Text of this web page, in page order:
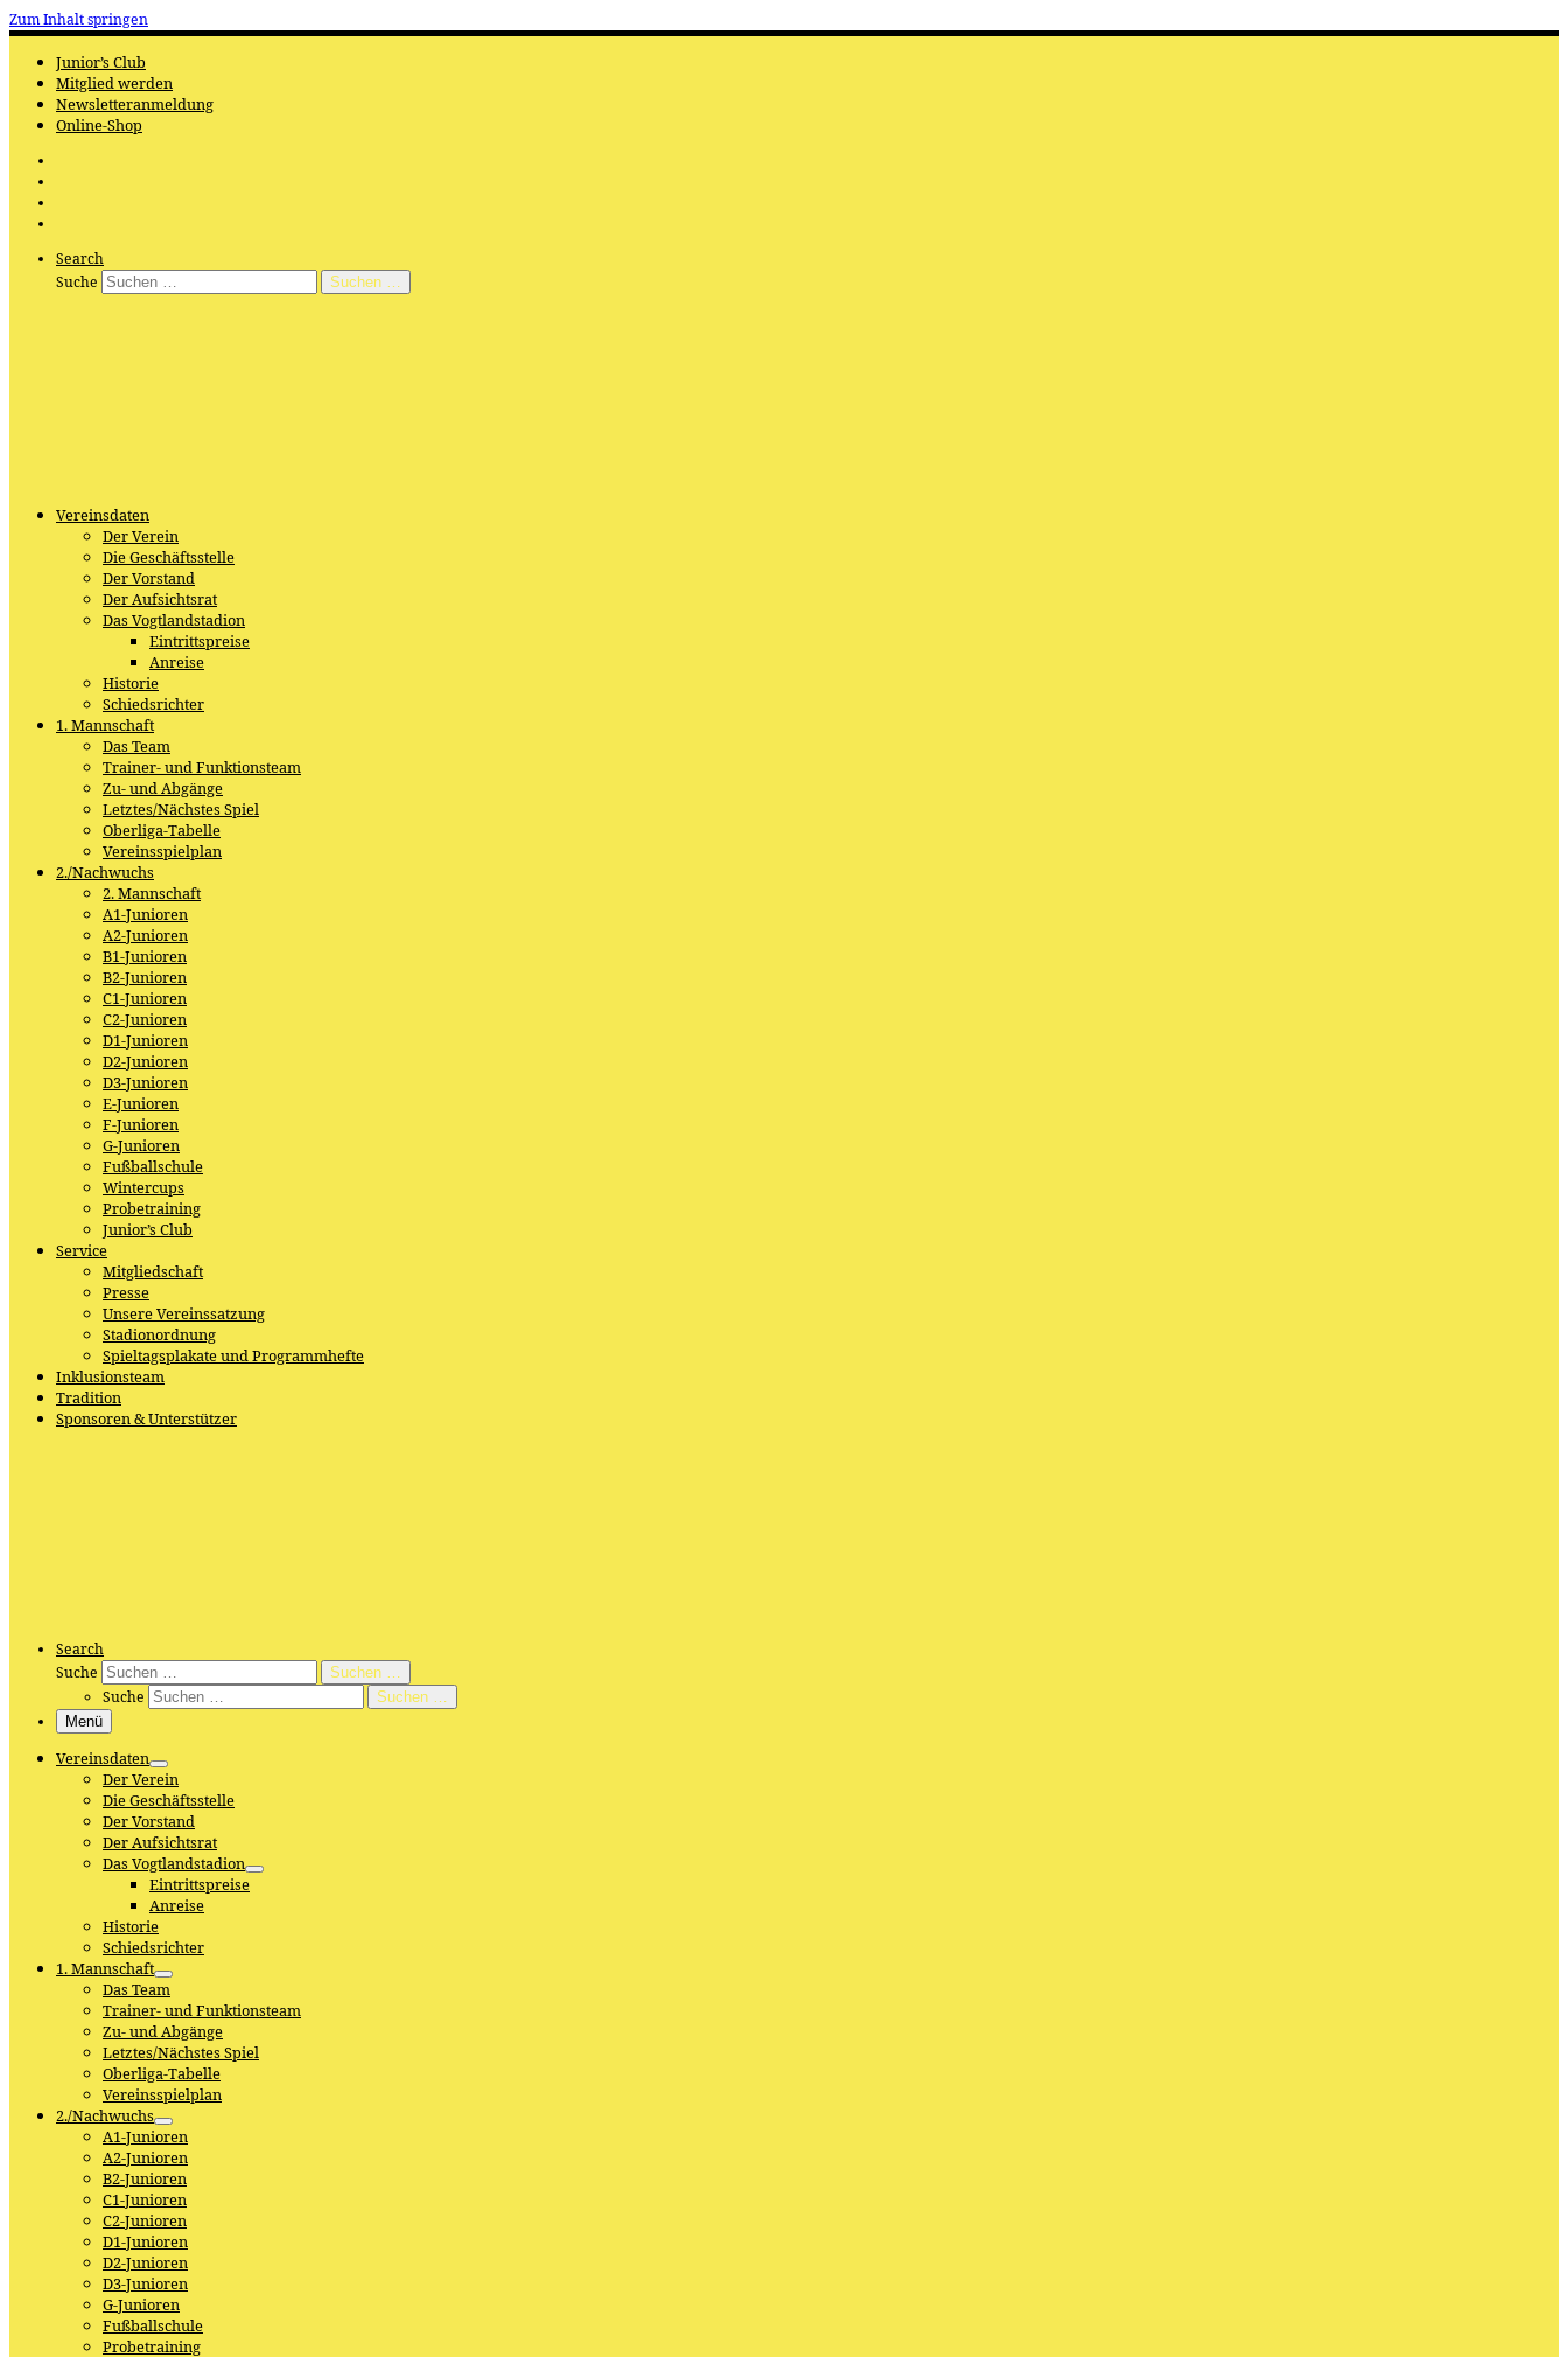
Zum Inhalt springen
Junior’s Club
Mitglied werden
Newsletteranmeldung
Online-Shop
Search
Suche
Suchen …
Vereinsdaten
Der Verein
Die Geschäftsstelle
Der Vorstand
Der Aufsichtsrat
Das Vogtlandstadion
Eintrittspreise
Anreise
Historie
Schiedsrichter
1. Mannschaft
Das Team
Trainer- und Funktionsteam
Zu- und Abgänge
Letztes/Nächstes Spiel
Oberliga-Tabelle
Vereinsspielplan
2./Nachwuchs
2. Mannschaft
A1-Junioren
A2-Junioren
B1-Junioren
B2-Junioren
C1-Junioren
C2-Junioren
D1-Junioren
D2-Junioren
D3-Junioren
E-Junioren
F-Junioren
G-Junioren
Fußballschule
Wintercups
Probetraining
Junior’s Club
Service
Mitgliedschaft
Presse
Unsere Vereinssatzung
Stadionordnung
Spieltagsplakate und Programmhefte
Inklusionsteam
Tradition
Sponsoren & Unterstützer
Search
Suche
Suchen …
Suche
Suchen …
Menü
Vereinsdaten
Der Verein
Die Geschäftsstelle
Der Vorstand
Der Aufsichtsrat
Das Vogtlandstadion
Eintrittspreise
Anreise
Historie
Schiedsrichter
1. Mannschaft
Das Team
Trainer- und Funktionsteam
Zu- und Abgänge
Letztes/Nächstes Spiel
Oberliga-Tabelle
Vereinsspielplan
2./Nachwuchs
A1-Junioren
A2-Junioren
B2-Junioren
C1-Junioren
C2-Junioren
D1-Junioren
D2-Junioren
D3-Junioren
G-Junioren
Fußballschule
Probetraining